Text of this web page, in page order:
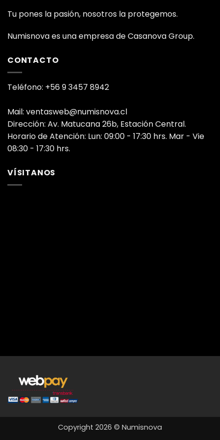
Tu pones la pasión, nosotros la protegemos.
Numisnova es una empresa de Casanova Group.
CONTACTO
Teléfono: +56 9 3457 8942
Mail: ventasweb@numisnova.cl
Dirección: Av. Matucana 26b, Estación Central.
Horario de Atención: Lun: 09:00 - 17:30 hrs. Mar - Vie
08:30 - 17:30 hrs.
VÍSITANOS
Copyright 2026 © Numisnova